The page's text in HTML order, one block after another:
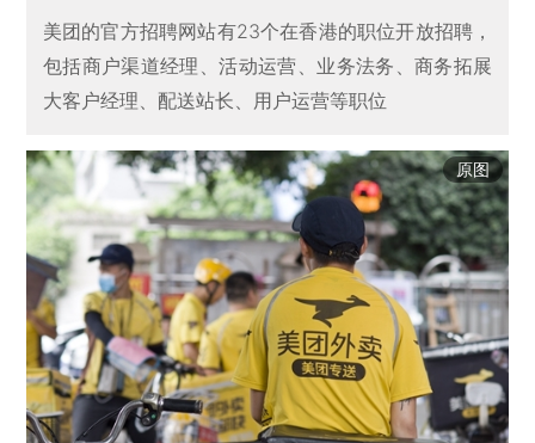
美团的官方招聘网站有23个在香港的职位开放招聘，
包括商户渠道经理、活动运营、业务法务、商务拓展
大客户经理、配送站长、用户运营等职位
原图